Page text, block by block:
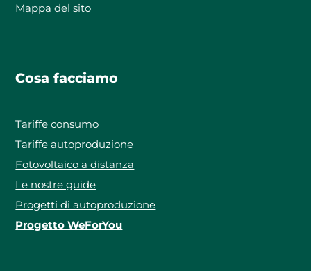
Mappa del sito
Cosa facciamo
Tariffe consumo
Tariffe autoproduzione
Fotovoltaico a distanza
Le nostre guide
Progetti di autoproduzione
Progetto WeForYou